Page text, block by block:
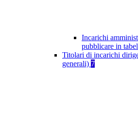
Incarichi
pubblicare in
Titolari di incarichi
generali) 7